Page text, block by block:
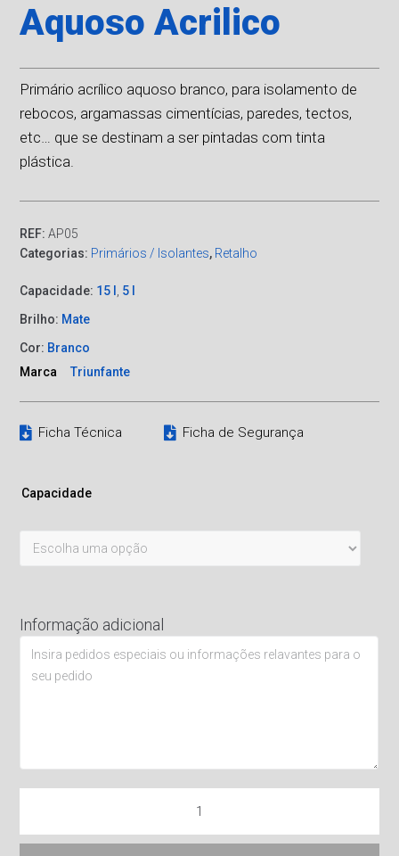
Aquoso Acrilico
Primário acrílico aquoso branco, para isolamento de
rebocos, argamassas cimentícias, paredes, tectos,
etc… que se destinam a ser pintadas com tinta
plástica.
REF:AP05
Categorias: Primários / Isolantes, Retalho
Capacidade: 15 l 5 l
Brilho: Mate
Cor: Branco
Marca
Triunfante
Ficha Técnica Ficha de Segurança
Capacidade
Informação adicional